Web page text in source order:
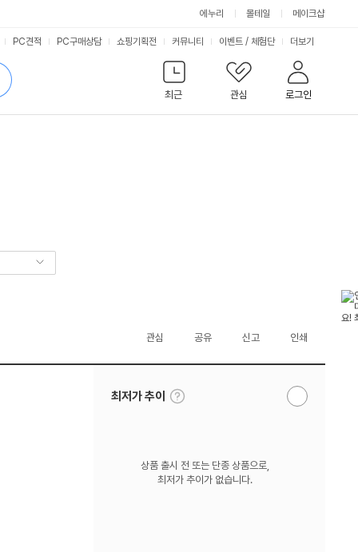
에누리 몰테일 메이크샵
최근
관심 로그인
PC견적 PC구매상담 쇼핑기획전 커뮤니티 이벤트 / 체험단 서
비
스
더보기
관심 공유 신고 인쇄
최저가 추이
툴
팁
알
상품 출시 전 또는 단종 상품으로,
최저가 추이가 없습니다.